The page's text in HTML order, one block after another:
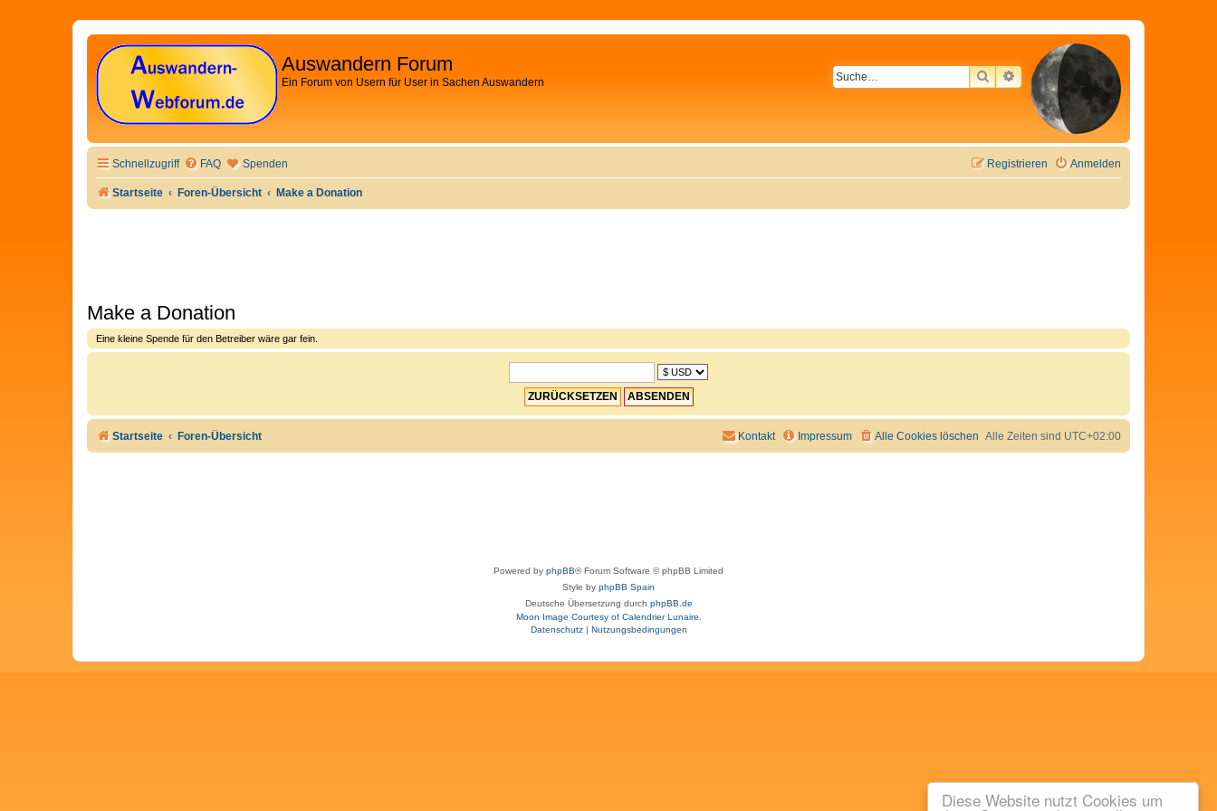
Diese Website nutzt Cookies um
Auswandern Forum
Ein Forum von Usern für User in Sachen Auswandern SUCHEERWEITERTE SUCHE
Schnellzugriff FAQ Spenden Anmelden
Registrieren
Startseite Foren-Übersicht Make a Donation
Make a Donation
Eine kleine Spende für den Betreiber wäre gar fein.
Startseite Foren-Übersicht Alle Zeiten sind UTC+02:00
Alle Cookies löschen
Impressum
Kontakt
Powered by phpBB® Forum Software © phpBB Limited
Style by phpBB Spain
Deutsche Übersetzung durch phpBB.de
Moon Image Courtesy of Calendrier Lunaire.
Datenschutz| Nutzungsbedingungen